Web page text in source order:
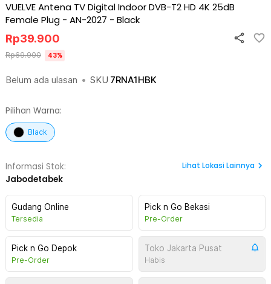
VUELVE Antena TV Digital Indoor DVB-T2 HD 4K 25dB
Female Plug - AN-2027 - Black
Belum ada ulasan • SKU 7RNA1HBK
Rp39.900
Rp69.900 43%
Pilihan Warna:
Black
Informasi Stok:
Jabodetabek
Lihat Lokasi Lainnya
Gudang Online
Tersedia
Pick n Go Bekasi
Pre-Order
Pick n Go Depok
Pre-Order
Toko Jakarta Pusat
Habis